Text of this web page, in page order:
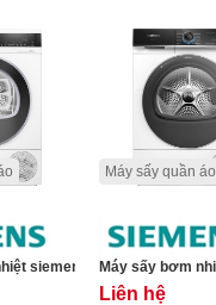
siemens WQ45G2D1ES
Máy sấy quần áo
Máy sấy bơm
Liên hệ